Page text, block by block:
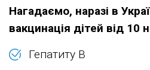
Нагадаємо, наразі в
вакцинація дітей від 10
Гепатиту В